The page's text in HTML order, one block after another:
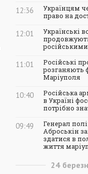
12:36
Українцям
право на
12:01
Українські
11:01
Російські
розганяють
Маріуполя
10:40
Російська
в Україні
потрібно
09:49
Генерал
Аброськін
здатися в
життя
24